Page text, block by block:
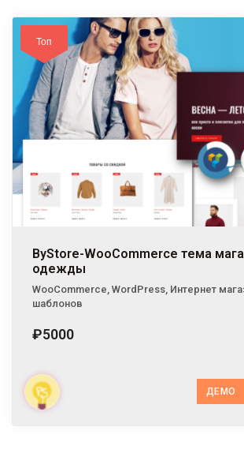
Топ
Топ
ByStore-WooCommerce тема
одежды
WooCommerce WordPress Интернет
шаблонов
₽5000
ДЕМО